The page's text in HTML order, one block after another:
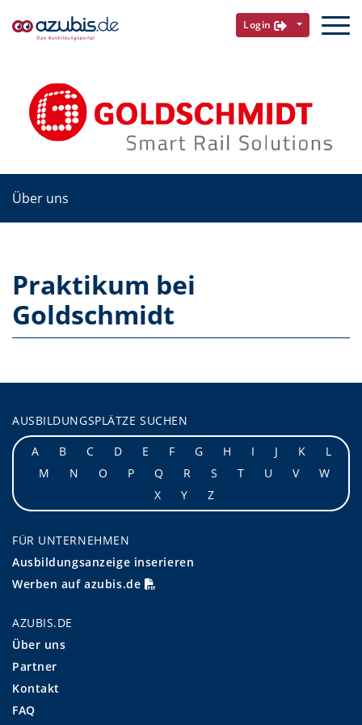
Login
Über uns
Praktikum bei
Goldschmidt
AUSBILDUNGSPLÄTZE SUCHEN
A
B C D E F G H I J K
L
M
N O P Q R S T U V
W
X
Y Z
FÜR UNTERNEHMEN
Ausbildungsanzeige inserieren
Werben auf azubis.de
AZUBIS.DE
Über uns
Partner
Kontakt
FAQ